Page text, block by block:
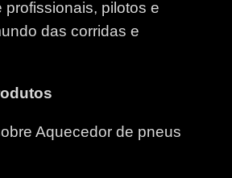
pilotos e
das corridas e
Aquecedor de pneus